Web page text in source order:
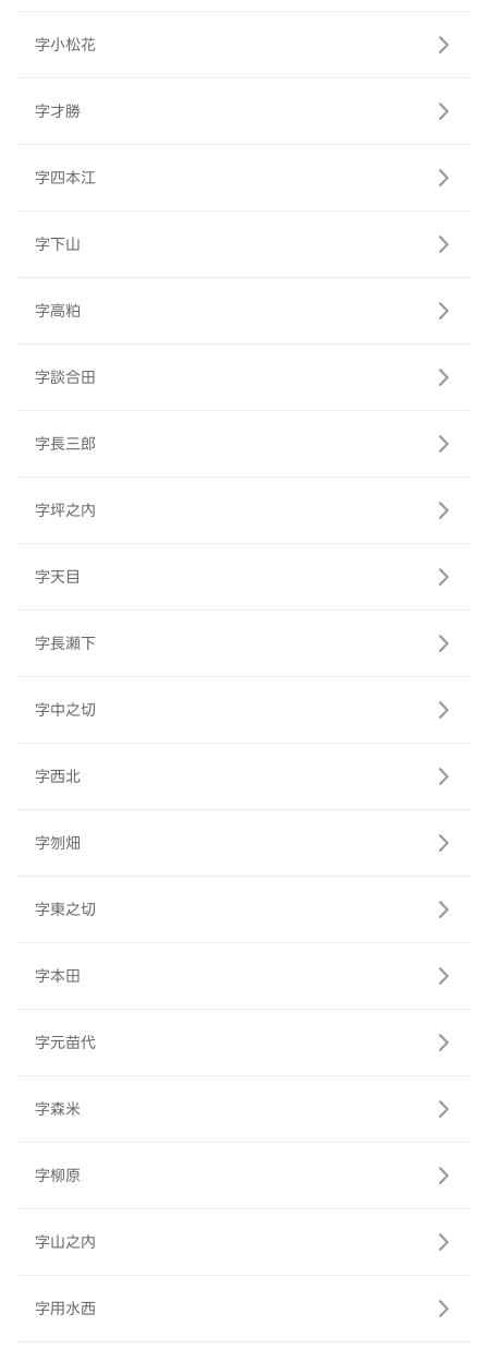
字小松花
字才勝
字四本江
字下山
字高粕
字談合田
字長三郎
字坪之内
字天目
字長瀬下
字中之切
字西北
字刎畑
字東之切
字本田
字元苗代
字森米
字柳原
字山之内
字用水西